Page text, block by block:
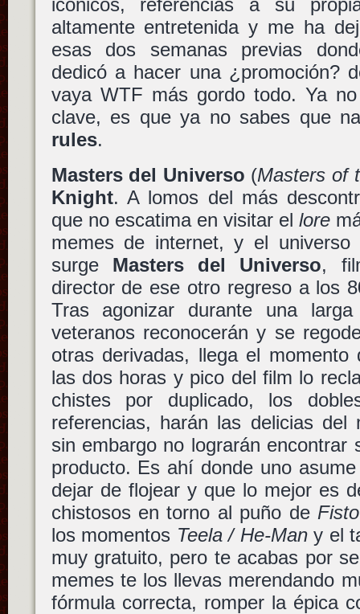
icónicos, referencias a su
altamente entretenida y me ha
esas dos semanas previas
dedicó a hacer una ¿promoción?
vaya WTF más gordo todo. Ya
clave, es que ya no sabes que
rules.
Masters del Universo (Masters of
Knight. A lomos del más
que no escatima en visitar el lore
memes de internet, y el universo
surge Masters del Universo,
director de ese otro regreso a los
Tras agonizar durante una
veteranos reconocerán y se
otras derivadas, llega el momento
las dos horas y pico del film lo
chistes por duplicado, los
referencias, harán las delicias del
sin embargo no lograrán
producto. Es ahí donde uno
dejar de flojear y que lo mejor es
chistosos en torno al puño de Fisto
los momentos Teela / He-Many el
muy gratuito, pero te acabas por
memes te los llevas merendando
fórmula correcta, romper la épica